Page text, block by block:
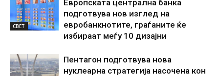
СВЕТ
Европската централна банка
подготвува нов изглед на
евробанкнотите, граѓаните ќе
избираат меѓу 10 дизајни
Пентагон подготвува нова
нуклеарна стратегија насочена кон